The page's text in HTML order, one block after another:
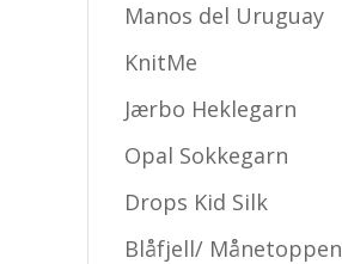
Manos del Uruguay
KnitMe
Jærbo Heklegarn
Opal Sokkegarn
Drops Kid Silk
Blåfjell/ Månetoppen